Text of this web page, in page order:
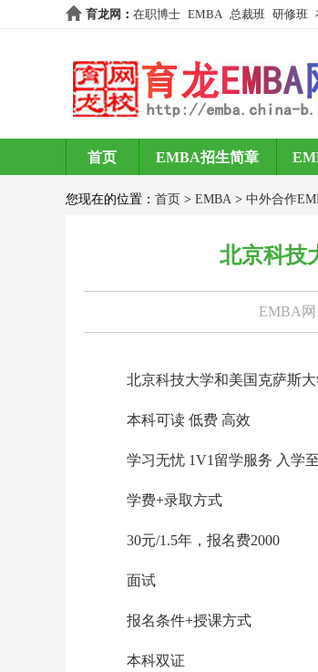
育龙网 ： 在职博士 EMBA 总裁班 研修班
首页 EMBA招生简章
您现在的位置： 首页 > EMBA > 中外合作
北京科技
EMBA网
北京科技大学和美国克萨斯大
本科可读 低费 高效
学习无忧 1V1留学服务 入学至
学费+录取方式
30元/1.5年，报名费2000
面试
报名条件+授课方式
本科双证